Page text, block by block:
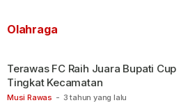
Olahraga
Musi Rawas - 3 tahun yang lalu
Terawas FC Raih Juara Bupati Cup
Tingkat Kecamatan